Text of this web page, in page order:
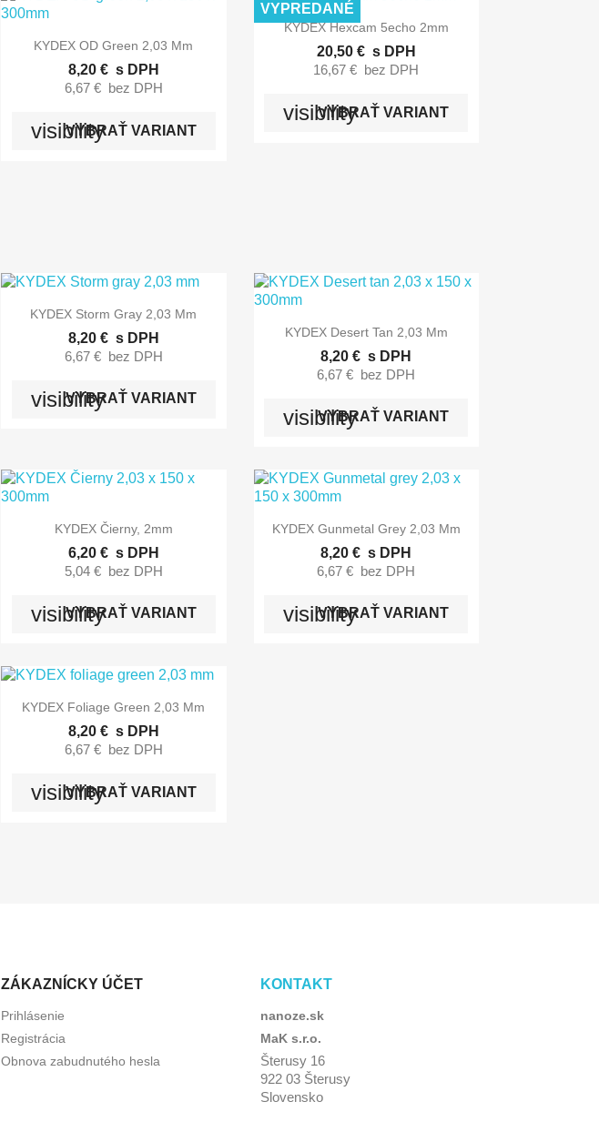
 Rýchly náhľad
KYDEX OD Green 2,03 Mm
8,20 € s DPH
6,67 € bez DPH
visibility
VYBRAŤ VARIANT
 Rýchly náhľad
KYDEX Hexcam 5echo 2mm
20,50 € s DPH
16,67 € bez DPH
visibility
VYBRAŤ VARIANT
VYPREDANÉ
 Rýchly náhľad
KYDEX Storm Gray 2,03 Mm
8,20 € s DPH
6,67 € bez DPH
visibility
VYBRAŤ VARIANT
 Rýchly náhľad
KYDEX Desert Tan 2,03 Mm
8,20 € s DPH
6,67 € bez DPH
visibility
VYBRAŤ VARIANT
 Rýchly náhľad
KYDEX Čierny, 2mm
6,20 € s DPH
5,04 € bez DPH
visibility
VYBRAŤ VARIANT
 Rýchly náhľad
KYDEX Gunmetal Grey 2,03 Mm
8,20 € s DPH
6,67 € bez DPH
visibility
VYBRAŤ VARIANT
 Rýchly náhľad
KYDEX Foliage Green 2,03 Mm
8,20 € s DPH
6,67 € bez DPH
visibility
VYBRAŤ VARIANT
ZÁKAZNÍCKY ÚČET
Prihlásenie
Registrácia
Obnova zabudnutého hesla
KONTAKT
nanoze.sk
MaK s.r.o.
Šterusy 16
922 03 Šterusy
Slovensko